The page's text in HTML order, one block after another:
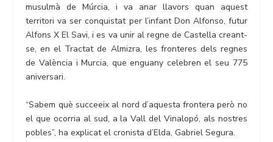
musulmà de Múrcia, i va anar llavors quan aquest
territori va ser conquistat per l’infant Don Alfonso, futur
Alfons X El Savi, i es va unir al regne de Castella creant-
se, en el Tractat de Almizra, les fronteres dels regnes
de València i Murcia, que enguany celebren el seu 775
aniversari.
“Sabem què succeeix al nord d’aquesta frontera però no
el que ocorria al sud, a la Vall del Vinalopó, als nostres
pobles”, ha explicat el cronista d’Elda, Gabriel Segura.